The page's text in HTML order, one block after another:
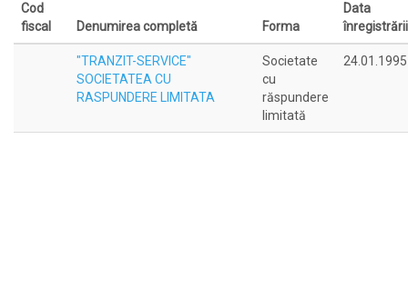
Cod
fiscal
Denumirea completă Forma
Data
înregistrării
"TRANZIT-SERVICE"
SOCIETATEA CU
RASPUNDERE LIMITATA
Societate
cu
răspundere
limitată
24.01.1995